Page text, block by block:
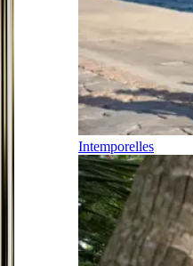
Intemporelles